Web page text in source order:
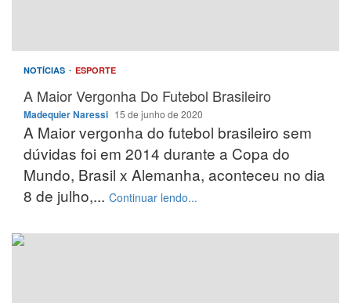
NOTÍCIAS ESPORTE
A Maior Vergonha Do Futebol Brasileiro
Madequier Naressi 15 de junho de 2020
A Maior vergonha do futebol brasileiro sem
dúvidas foi em 2014 durante a Copa do
Mundo, Brasil x Alemanha, aconteceu no dia
8 de julho,... Continuar lendo...